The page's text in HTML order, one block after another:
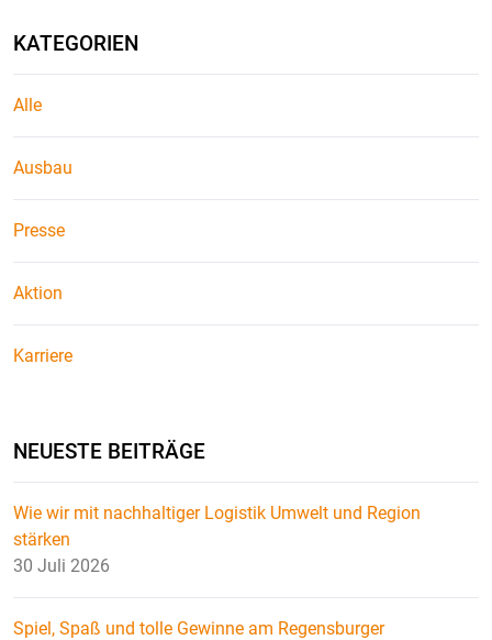
KATEGORIEN
Alle
Ausbau
Presse
Aktion
Karriere
NEUESTE BEITRÄGE
Wie wir mit nachhaltiger Logistik Umwelt und Region
stärken
30 Juli 2026
Spiel, Spaß und tolle Gewinne am Regensburger